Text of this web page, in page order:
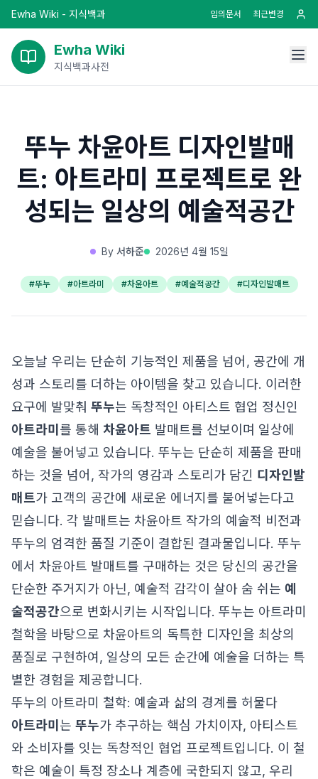
Ewha Wiki - 지식백과 임의문서 최근변경
Ewha Wiki
지식백과사전
뚜누 차윤아트 디자인발매
트: 아트라미 프로젝트로 완
성되는 일상의 예술적공간
By 서하준 2026년 4월 15일
#뚜누 #아트라미 #차윤아트 #예술적공간 #디자인발매트
오늘날 우리는 단순히 기능적인 제품을 넘어, 공간에 개
성과 스토리를 더하는 아이템을 찾고 있습니다. 이러한
요구에 발맞춰 뚜누는 독창적인 아티스트 협업 정신인
아트라미 를 통해 차윤아트 발매트를 선보이며 일상에
예술을 불어넣고 있습니다. 뚜누는 단순히 제품을 판매
하는 것을 넘어, 작가의 영감과 스토리가 담긴 디자인발
매트가 고객의 공간에 새로운 에너지를 불어넣는다고
믿습니다. 각 발매트는 차윤아트 작가의 예술적 비전과
뚜누의 엄격한 품질 기준이 결합된 결과물입니다. 뚜누
에서 차윤아트 발매트를 구매하는 것은 당신의 공간을
단순한 주거지가 아닌, 예술적 감각이 살아 숨 쉬는 예
술적공간으로 변화시키는 시작입니다. 뚜누는 아트라미
철학을 바탕으로 차윤아트의 독특한 디자인을 최상의
품질로 구현하여, 일상의 모든 순간에 예술을 더하는 특
별한 경험을 제공합니다.
뚜누의 아트라미 철학: 예술과 삶의 경계를 허물다
아트라미 는 뚜누가 추구하는 핵심 가치이자, 아티스트
와 소비자를 잇는 독창적인 협업 프로젝트입니다. 이 철
학은 예술이 특정 장소나 계층에 국한되지 않고, 우리